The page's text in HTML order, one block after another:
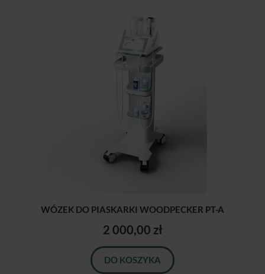
WÓZEK DO PIASKARKI WOODPECKER PT-A
2 000,00 zł
DO KOSZYKA